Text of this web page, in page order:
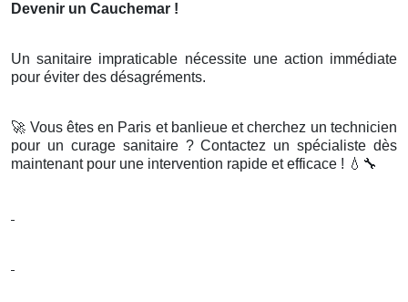
Devenir un Cauchemar !
Un sanitaire impraticable nécessite une action immédiate
pour éviter des désagréments.
🚀 Vous êtes en Paris et banlieue et cherchez un technicien
pour un curage sanitaire ? Contactez un spécialiste dès
maintenant pour une intervention rapide et efficace ! 💧🔧